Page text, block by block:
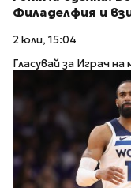
Филаделфия и
2 юли, 15:04
Гласувай за Играч